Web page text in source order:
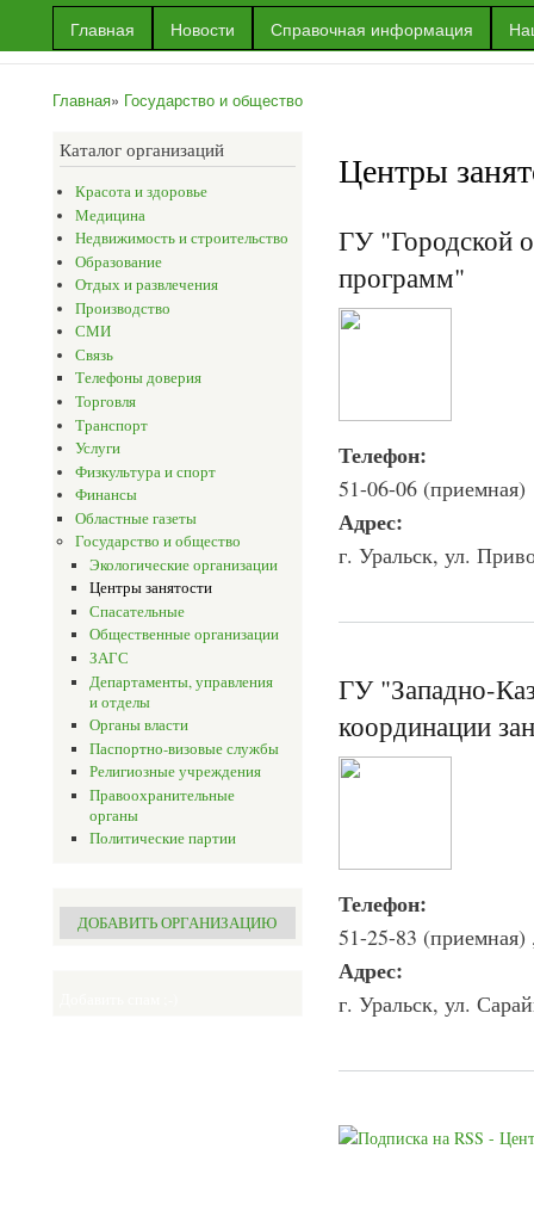
Главная Новости Справочная информация
Информационный
портал г.Уральска
Информация
и многое
Главная» Государство и общество
Каталог организаций
Красота и здоровье
Медицина
Недвижимость и строительство
Образование
Отдых и развлечения
Производство
СМИ
Связь
Телефоны доверия
Торговля
Транспорт
Услуги
Физкультура и спорт
Финансы
Областные газеты
Государство и общество
Экологические организации
Центры занятости
Спасательные
Общественные организации
ЗАГС
Департаменты, управления
и отделы
Органы власти
Паспортно-визовые службы
Религиозные учреждения
Правоохранительные
органы
Политические партии
ДОБАВИТЬ ОРГАНИЗАЦИЮ
Центры
ГУ "Городской
программ"
Телефон:
51-06-06 (приемная)
Адрес:
г. Уральск, ул.
ГУ "Западно-
координации
Телефон:
51-25-83
Адрес:
г. Уральск, ул.